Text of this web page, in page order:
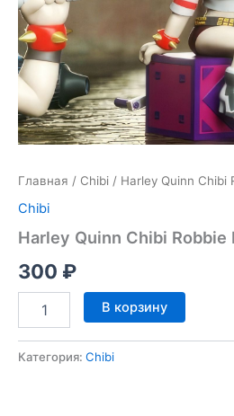
Главная / Chibi / Harley Quinn Chibi
Chibi
Harley Quinn Chibi
300 ₽
Количество
товара
Quinn
В корзину
Категория: Chibi